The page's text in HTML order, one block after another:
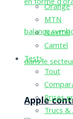
Apple
Orange
MTN
Nexttel
Camtel
Tests
Tout
Prises
Trucs &